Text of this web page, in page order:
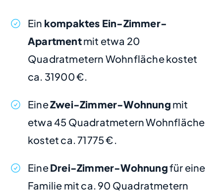
Ein kompaktes Ein-Zimmer-
Apartmentmit etwa 20
Quadratmetern Wohnfläche kostet
ca. 31900 €.
EineZwei-Zimmer-Wohnung mit
etwa 45 Quadratmetern Wohnfläche
kostet ca. 71775 €.
EineDrei-Zimmer-Wohnungfür eine
Familie mit ca. 90 Quadratmetern